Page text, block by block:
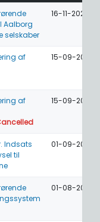
Aalborg
selskaber
16-11-2026
af
15-09-2026
af
15-09-2026
Indsats
til
01-09-2026
01-08-2026